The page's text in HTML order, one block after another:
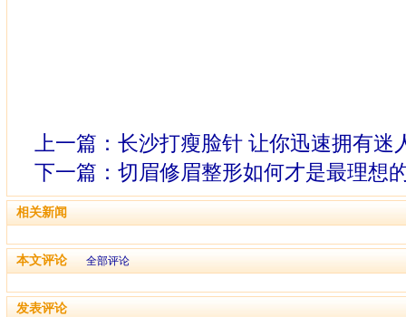
上一篇： 长沙打瘦脸针 让你迅速拥有迷
下一篇： 切眉修眉整形如何才是最理想
相关新闻
本文评论 全部评论
发表评论